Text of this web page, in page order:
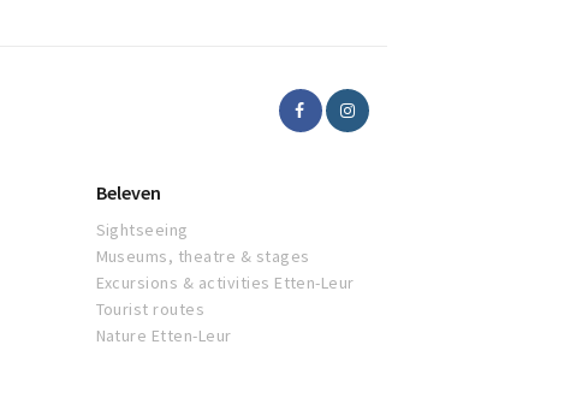
Beleven
Sightseeing
Museums, theatre & stages
Excursions & activities Etten-Leur
Tourist routes
Nature Etten-Leur